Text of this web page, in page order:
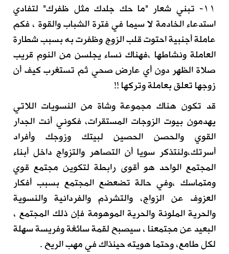
١١- تبني شعار "ما حك جلدك مثل ظفرك" لتفادي
استدعاء الخادمة لا سيما في فترة الشباب والقوة ، فكم
عاملة أجنبية احتوت قلب الزوج وظفرت به بسبب شطارة
العاملة ونشاطها ،فهناك نساء يجلسن من النوم قريب
صلاة الظهر دون أي عارض صحي ثم تستغرب كيف أن
زوجها تعلق بعاملة وتركها !!
قد تكون هناك مجموعة وشاة من النسويات اللاتي
يهدمون بيوت الزوجات المستقرات، فكوني أنت الجدار
القوي والحصن الحصين لبيتك وزوجك وأفراد
أسرتك،ولنتذكر سويا أن التصاهر والتزواج داخل أبناء
المجتمع الواحد هو أقوى رابطة لتكوين مجتمع قوي
ومتماسك ،وفي حالة تضعضع المجتمع بسبب أفكار
العزوف عن الزواج، والتشرذم والفردانية والنسوية
والحرية الملونة والحرية الموهومة فإن ذلك المجتمع ،
البعيد عن مجتمعنا ، سيصبح لقمة سائغة وفريسة سهلة
لكل طامع، وحتما هويته حينذاك في مهب الريح .